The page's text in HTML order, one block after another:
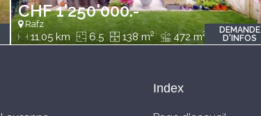
CHF 1'250'000.-
Rafz
11.05 km 6.5 138 m2 472 m2
DEMANDE
D'INFOS
Index